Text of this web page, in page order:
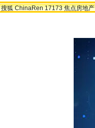
搜狐 ChinaRen 17173 焦点房地产